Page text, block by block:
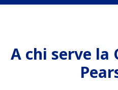
A chi serve la